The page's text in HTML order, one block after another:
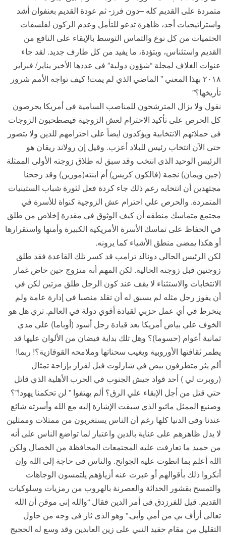
متمردة على القديم كله –دون فرز- ثم عودة القديم بعنفوان أشد
واستراتيجيات أجد، ظاهرة تدعو للتأمل وعدم الركون لفلسفات
الحتميات من كل نوع والتماس التوسط بالإبقاء على النافع من
القديم واستئناس، وبتؤدة، ما يفيد من كل طارف جديد. لقد جاء
عنوات الغلاف لمجلة “شؤون دولية” في عددها الأخير يناير/ فبراير
٢٠١٨ بهذا المعني ” الماضي الذي لم يمت! كيف تواجه الأمم شرور
تأريخها؟”
نقول ولا يزال المترشحون للمناصب السامية فى أمريكا يحرصون
كل الحرص على تأكيد الاحترام لعش الزوجية فيصطحبون الزوجات
فى حملاتهم الانتخابية ويؤكدون ايضاً على احترامهم للدين ولا يتصور
حتى الآن انتخاب رئيس للبلاد أعزب. وقيل إن رولاند ريقان هو
الرئيس الوحيد الذى انتخب وقد سبق له طلاق زوجته الأولى الممثلة
(جين ويمان) نجمة (فالكون كريس) أم ابنته(مورين) وقد رجحنا
مجتهدين أن انتخابه رغم ذلك جاء كردة فعل لثورة شباب الستينيات
المتمردة. والحرص علي احترام عش الزوجية كنواة للأسرة في
مجتمع متماسك منطقه أن كيف الوثوق في مقدرة إخلاص من طلق
في الحفاظ على تماسك الأسرة الأمريكية الكبيرة وأمنها واستقرارها
أو هكذا يمضى منطق الأشياء كما يرونه.
لكن الرئيس الحالي دونالد ترامب قد كسر تلك القاعدة فقد طلق
زوجتين قبل زوجته الحالية. لكن المهم أنه متزوج حين خاض غمار
الانتخابات والاستثناء لا يقف عند كون الرجل طلق مرتين لكن في
أن يفوز رجل مثله لم يسبق له أن تقلد منصبا في إدارة عامة ولم
ينخرط في أي عمل حزبي لقيادة أقوي دولة في العالم. تري هل هو
الخوف علي بياض أمريكا بعد قيادة رجل أسود (أوباما) علي مدي
ثمانية أعوام (حسوما)؟ وهل تلك بداية فيضان من الألوان عليها قد
يطمر ثقافتها الأوروبية ويغيب سحناتها وملامحه القوقازية؟! ربما!
ألم يثر متطرفون بيض في شارلوت فيل لقرار بإزاحة تمثال
(روبرت لي ) أحد قواد جيش الجنوب في الحرب الأهلية الذي قاتل
حتي قتل من أجل الإبقاء علي الرق؟ ألم يهتفوا ” لن تحكمنا يهود!”؟
وصنيع الممثل ماثيو الذي سبقت الإشارة إليه مع الله وأسرته شائع
عندنا وفى الدنيا كلها رغم أن الناس يستغربون من ممثلات وممثلين
لا يدل ظاهرهم على عناية بالدين واعتبار لما تواضع الناس على أنه
من حميد ما تعارفت عليه المجتمعات المحافظة من الخصال ولكن
الله أعلم بما انطوت عليه الجوانح. والناس فى حاجة إلى الله وإن
أنكروا ذلك بأقوالهم أو عبرت عنه أزياؤهم يلتمسون الوجاهات
والتمسح بقشور الحداثة والعصرنة بالهروب من رمزيات وسلوكيات
القديم. قيل للفرزدق فى أمر الدين فقال “والله إنى موقن أن الله
تعالى أرأف بي من أمي وأبى.” وهو الذى ثار فى وجه من حاول
التقليل من مقام حفيد النبي على زين العابدين وقد وسع له الحجيج